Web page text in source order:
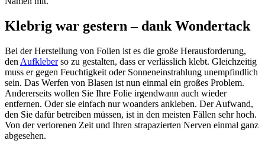
Klebrig war gestern – dank Wondertack
Bei der Herstellung von Folien ist es die große Herausforderung,
den Aufkleberso zu gestalten, dass er verlässlich klebt. Gleichzeitig
muss er gegen Feuchtigkeit oder Sonneneinstrahlung unempfindlich
sein. Das Werfen von Blasen ist nun einmal ein großes Problem.
Andererseits wollen Sie Ihre Folie irgendwann auch wieder
entfernen. Oder sie einfach nur woanders ankleben. Der Aufwand,
den Sie dafür betreiben müssen, ist in den meisten Fällen sehr hoch.
Von der verlorenen Zeit und Ihren strapazierten Nerven einmal ganz
abgesehen.